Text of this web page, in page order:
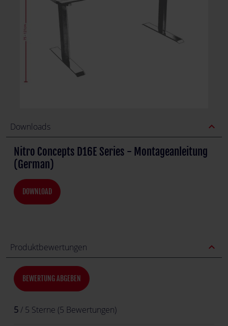
Downloads expand_less
Nitro Concepts D16E Series - Montageanleitung
(German)
DOWNLOAD
Produktbewertungen expand_less
BEWERTUNG ABGEBEN
5/ 5 Sterne (5 Bewertungen)